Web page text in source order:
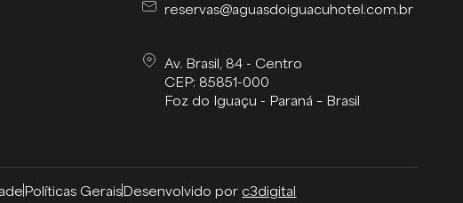
reservas@aguasdoiguacuhotel.com.br
Av. Brasil, 84 - Centro
CEP: 85851-000
Foz do Iguaçu - Paraná – Brasil
Políticas GeraisDesenvolvido por c3digital